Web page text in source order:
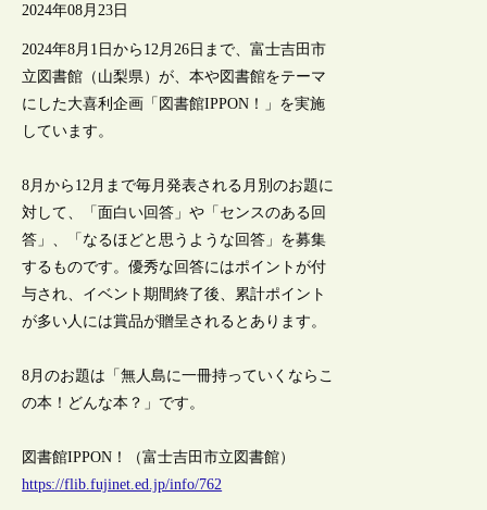
2024年08月23日
2024年8月1日から12月26日まで、富士吉田市
立図書館（山梨県）が、本や図書館をテーマ
にした大喜利企画「図書館IPPON！」を実施
しています。
8月から12月まで毎月発表される月別のお題に
対して、「面白い回答」や「センスのある回
答」、「なるほどと思うような回答」を募集
するものです。優秀な回答にはポイントが付
与され、イベント期間終了後、累計ポイント
が多い人には賞品が贈呈されるとあります。
8月のお題は「無人島に一冊持っていくならこ
の本！どんな本？」です。
図書館IPPON！（富士吉田市立図書館）
https://flib.fujinet.ed.jp/info/762